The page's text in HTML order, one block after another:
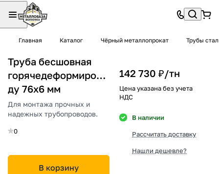
Главная Каталог Чёрный металлопрокат Трубы
Труба бесшовная
горячедеформированная
ду 76х6 мм
Для монтажа прочных и
надежных трубопроводов.
0
В корзину
142 730 ₽/тн
Цена указана без учета
НДС
В наличии
Рассчитать доставку
Нашли дешевле?